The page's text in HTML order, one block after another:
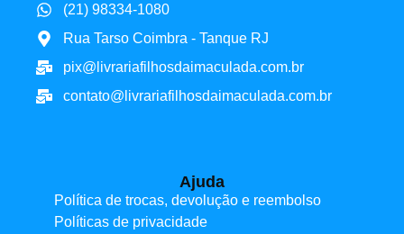
(21) 98334-1080
Rua Tarso Coimbra - Tanque RJ
pix@livrariafilhosdaimaculada.com.br
contato@livrariafilhosdaimaculada.com.br
Ajuda
Política de trocas, devolução e reembolso
Políticas de privacidade